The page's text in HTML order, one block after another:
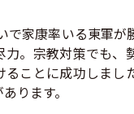
家康率いる東軍
力。宗教対策でも
ことに成功しま
ります。